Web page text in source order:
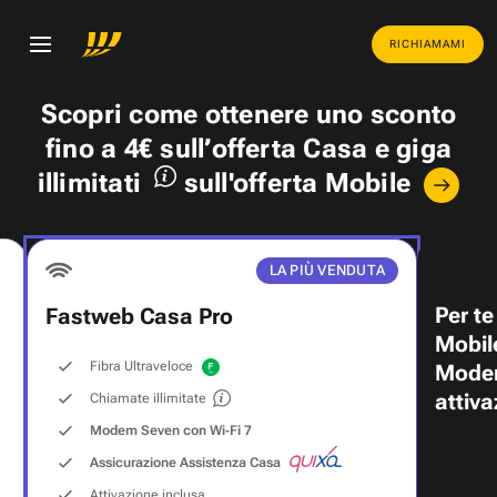
RICHIAMAMI
Scopri come ottenere uno sconto
fino a 4€ sull’offerta Casa egiga
illimitati
sull'offerta Mobile
LA PIÙ VENDUTA
Fastweb Casa Pro
Fibra Ultraveloce
Chiamate illimitate
Modem Seven con Wi‑Fi 7
Assicurazione Assistenza Casa
Per